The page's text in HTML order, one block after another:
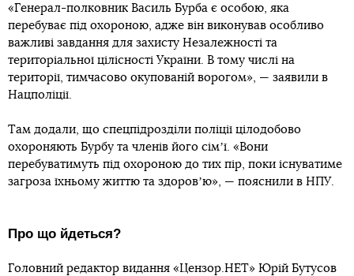
«Генерал-полковник Василь Бурба є особою, яка
перебуває під охороною, адже він виконував особливо
важливі завдання для захисту Незалежності та
територіальної цілісності України. В тому числі на
території, тимчасово окупованій ворогом», — заявили в
Нацполіції.
Там додали, що спецпідрозділи поліції цілодобово
охороняють Бурбу та членів його сімʼї. «Вони
перебуватимуть під охороною до тих пір, поки існуватиме
загроза їхньому життю та здоровʼю», — пояснили в НПУ.
Про що йдеться?
Головний редактор видання «Цензор.НЕТ» Юрій Бутусов